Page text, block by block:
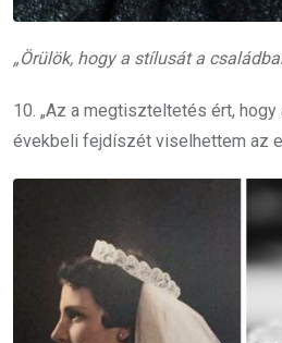
„Örülök, hogy a stílusát a
10. „Az a megtiszteltetés ért, hogy
évekbeli fejdíszét viselhettem az